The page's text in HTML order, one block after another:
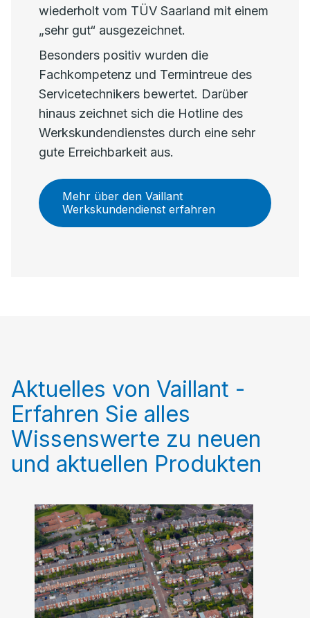
wiederholt vom TÜV Saarland mit einem
„sehr gut“ ausgezeichnet.
Besonders positiv wurden die
Fachkompetenz und Termintreue des
Servicetechnikers bewertet. Darüber
hinaus zeichnet sich die Hotline des
Werkskundendienstes durch eine sehr
gute Erreichbarkeit aus.
Mehr über den Vaillant
Werkskundendienst erfahren
Aktuelles von Vaillant -
Erfahren Sie alles
Wissenswerte zu neuen
und aktuellen Produkten